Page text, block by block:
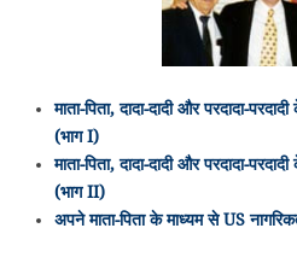
माता-पिता, दादा-दादी और परदादा-
(भाग I)
माता-पिता, दादा-दादी और परदादा-
(भाग II)
अपने माता-पिता के माध्यम से US